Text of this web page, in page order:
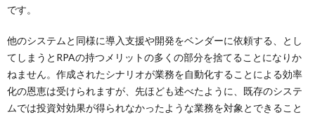
です。
他のシステムと同様に導入支援や開発をベンダーに依頼する、とし
てしまうとRPAの持つメリットの多くの部分を捨てることになりか
ねません。作成されたシナリオが業務を自動化することによる効率
化の恩恵は受けられますが、先ほども述べたように、既存のシステ
ムでは投資対効果が得られなかったような業務を対象とできること